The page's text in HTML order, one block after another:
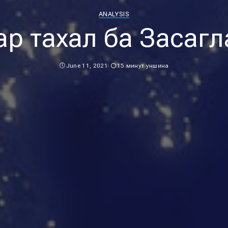
ANALYSIS
тахал ба
June 11, 2021 15 минут уншина